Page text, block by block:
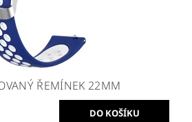
ŘEMÍNEK 22MM